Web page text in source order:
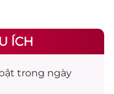
ÍCH
trong ngày